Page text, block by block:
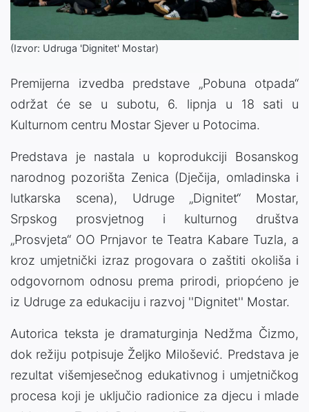
(Izvor: Udruga 'Dignitet' Mostar)
Premijerna izvedba predstave „Pobuna otpada“
održat će se u subotu, 6. lipnja u 18 sati u
Kulturnom centru Mostar Sjever u Potocima.
Predstava je nastala u koprodukciji Bosanskog
narodnog pozorišta Zenica (Dječija, omladinska i
lutkarska scena), Udruge „Dignitet“ Mostar,
Srpskog prosvjetnog i kulturnog društva
„Prosvjeta“ OO Prnjavor te Teatra Kabare Tuzla, a
kroz umjetnički izraz progovara o zaštiti okoliša i
odgovornom odnosu prema prirodi, priopćeno je
iz Udruge za edukaciju i razvoj ''Dignitet'' Mostar.
Autorica teksta je dramaturginja Nedžma Čizmo,
dok režiju potpisuje Željko Milošević. Predstava je
rezultat višemjesečnog edukativnog i umjetničkog
procesa koji je uključio radionice za djecu i mlade